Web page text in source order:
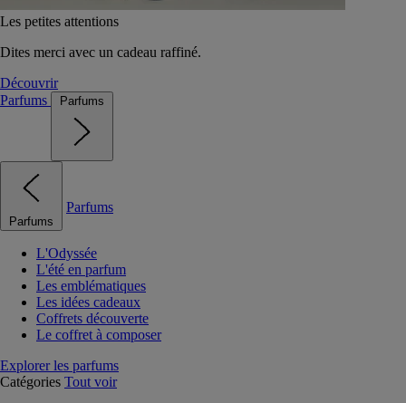
Les petites attentions
Dites merci avec un cadeau raffiné.
Découvrir
Parfums
Parfums
Parfums
Parfums
L'Odyssée
L'été en parfum
Les emblématiques
Les idées cadeaux
Coffrets découverte
Le coffret à composer
Explorer les parfums
Catégories Tout voir